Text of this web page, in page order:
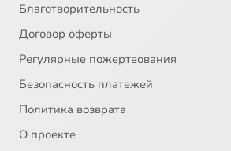
Благотворительность
Договор оферты
Регулярные пожертвования
Безопасность платежей
Политика возврата
О проекте